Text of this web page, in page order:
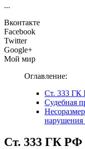
...
Вконтакте
Facebook
Twitter
Google+
Мой мир
Оглавление:
Ст. 333 ГК
Судебная
нарушения
Ст. 333 ГК РФ